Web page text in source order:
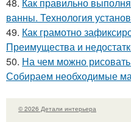
ванны. Технология
49. Как грамотно
Преимущества и
50. На чем можно
Собираем необходимые
© 2026 Детали интерьера